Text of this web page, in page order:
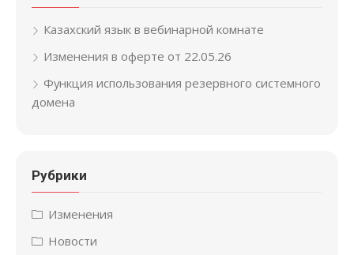
Казахский язык в вебинарной комнате
Изменения в оферте от 22.05.26
Функция использования резервного системного
домена
Рубрики
Изменения
Новости